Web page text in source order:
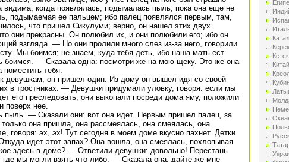
видима, когда появлялась, подымалась пыль; пока она еще не
подымаемая ее пальцем; ибо палец появлялся первым, там,
что пришел Сикулуми; верно, он нашел этих двух
они прекрасны. Он полюбил их, и они полюбили его; ибо он
взгляда. — Но они пролили много слез из-за него, говорили
Мы боимся; не знаем, куда тебя деть, ибо наша мать ест
— Сказала одна: посмотри же на мою щеку. Это же она
тебя.
девушкам, он пришел один. Из дому он вышел идя со своей
в тростниках. — Девушки придумали уловку, говоря: если мы
его преследовать; они выкопали посреди дома яму, положили
поверх нее.
пыль. — Сказали они: вот она идет. Первым пришел палец, за
она пришла, она рассмеялась, она смеялась, она
говоря: эх, эх! Тут сегодня в моем доме вкусно пахнет. Детки
идет этот запах? Она вошла, она смеялась, похлопывая
здесь в доме? — Ответили девушки: довольно! Перестань
мы могли взять что-либо. — Сказала она: дайте же мне